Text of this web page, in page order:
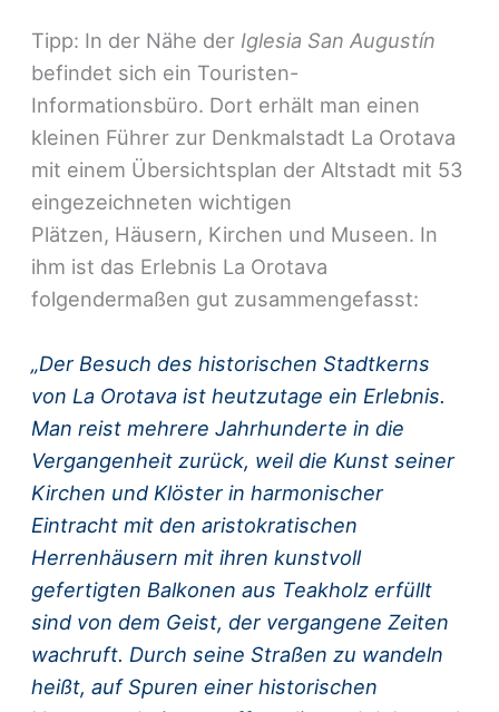
Tipp: In der Nähe der Iglesia San Augustín
befindet sich ein Touristen-
Informationsbüro. Dort erhält man einen
kleinen Führer zur Denkmalstadt La Orotava
mit einem Übersichtsplan der Altstadt mit 53
eingezeichneten wichtigen
Plätzen, Häusern, Kirchen und Museen. In
ihm ist das Erlebnis La Orotava
folgendermaßen gut zusammengefasst:
„Der Besuch des historischen Stadtkerns
von La Orotava ist heutzutage ein Erlebnis.
Man reist mehrere Jahrhunderte in die
Vergangenheit zurück, weil die Kunst seiner
Kirchen und Klöster in harmonischer
Eintracht mit den aristokratischen
Herrenhäusern mit ihren kunstvoll
gefertigten Balkonen aus Teakholz erfüllt
sind von dem Geist, der vergangene Zeiten
wachruft. Durch seine Straßen zu wandeln
heißt, auf Spuren einer historischen